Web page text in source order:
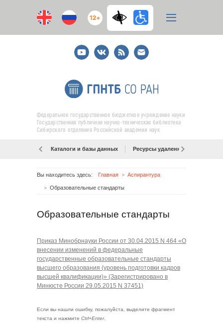
12+
YoutubeВКонтакте
RSS
E-
mail
подписка
Федеральное государственное бюджетное учреждение науки
Государственная публичная научно-техническая библиотека
Сибирского отделения Российской академии наук
Каталоги и базы данных Ресурсы удаленного доступа
Вы находитесь здесь: Главная Аспирантура
Образовательные стандарты
Образовательные стандарты
Приказ Минобрнауки России от 30.04.2015 N 464 «О
внесении изменений в федеральные
государственные образовательные стандарты
высшего образования (уровень подготовки кадров
высшей квалификации)» (Зарегистрировано в
Минюсте России 29.05.2015 N 37451)
Если вы нашли ошибку, пожалуйста, выделите фрагмент
текста и нажмите Ctrl+Enter.